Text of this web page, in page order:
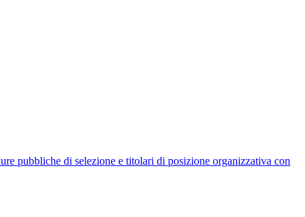
pubbliche di selezione e titolari di posizione organizzativa con